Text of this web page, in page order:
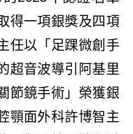
得一項銀獎及四項
任以「足踝微創手
超音波導引阿基里
節鏡手術」榮獲銀
顎面外科許博智主